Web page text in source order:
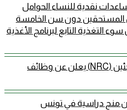
نقدية للنساء الحوامل
المستحقين دون سن الخامسة
التغذية التابع لبرنامج الأغذية
المجلس النرويجي للاجئين (NRC) يعلن عن وظائف
عن منح دراسية في تونس